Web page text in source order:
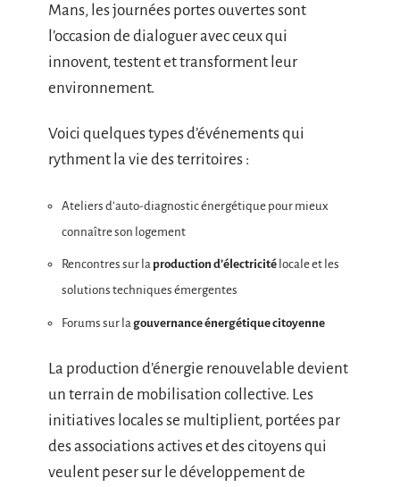
Mans, les journées portes ouvertes sont
l’occasion de dialoguer avec ceux qui
innovent, testent et transforment leur
environnement.
Voici quelques types d’événements qui
rythment la vie des territoires :
Ateliers d’auto-diagnostic énergétique pour mieux
connaître son logement
Rencontres sur la production d’électricité locale et les
solutions techniques émergentes
Forums sur la gouvernance énergétique citoyenne
La production d’énergie renouvelable devient
un terrain de mobilisation collective. Les
initiatives locales se multiplient, portées par
des associations actives et des citoyens qui
veulent peser sur le développement de